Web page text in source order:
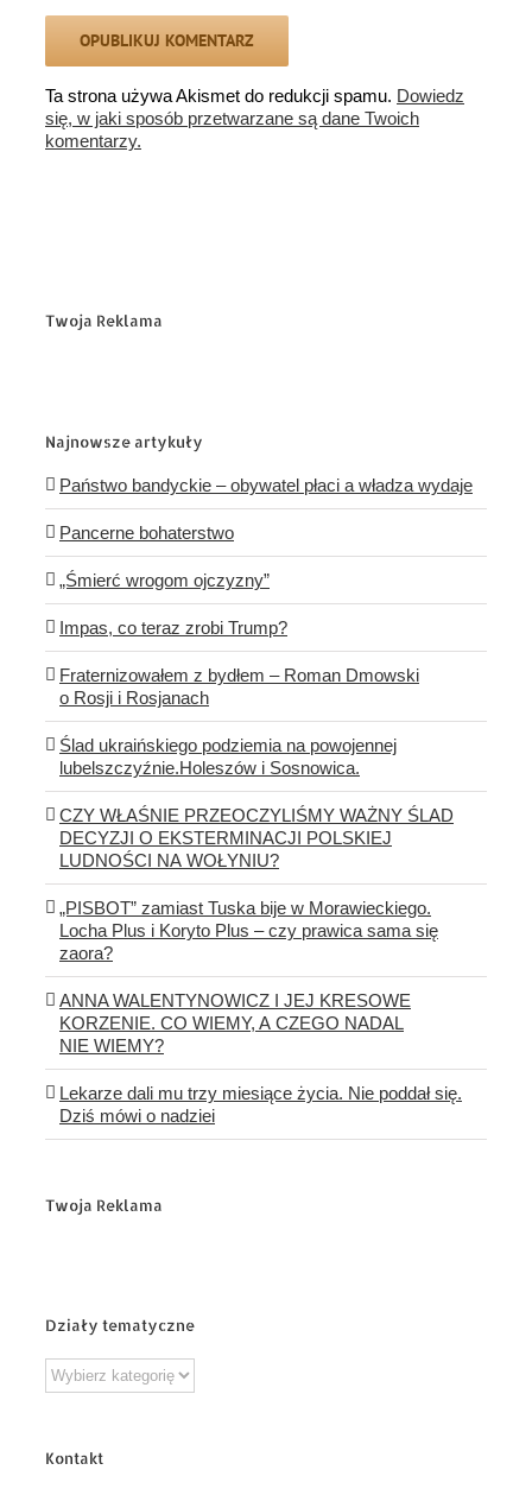
Ta strona używa Akismet do redukcji spamu. Dowiedz
się, w jaki sposób przetwarzane są dane Twoich
komentarzy.
Twoja Reklama
Najnowsze artykuły
Państwo bandyckie – obywatel płaci a władza wydaje
Pancerne bohaterstwo
„Śmierć wrogom ojczyzny”
Impas, co teraz zrobi Trump?
Fraternizowałem z bydłem – Roman Dmowski
o Rosji i Rosjanach
Ślad ukraińskiego podziemia na powojennej
lubelszczyźnie.Holeszów i Sosnowica.
CZY WŁAŚNIE PRZEOCZYLIŚMY WAŻNY ŚLAD
DECYZJI O EKSTERMINACJI POLSKIEJ
LUDNOŚCI NA WOŁYNIU?
„PISBOT” zamiast Tuska bije w Morawieckiego.
Locha Plus i Koryto Plus – czy prawica sama się
zaora?
ANNA WALENTYNOWICZ I JEJ KRESOWE
KORZENIE. CO WIEMY, A CZEGO NADAL
NIE WIEMY?
Lekarze dali mu trzy miesiące życia. Nie poddał się.
Dziś mówi o nadziei
Twoja Reklama
Działy tematyczne
Działy
tematyczne
Kontakt